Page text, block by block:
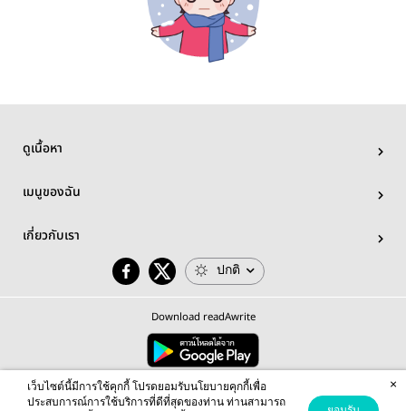
ดูเนื้อหา
เมนูของฉัน
เกี่ยวกับเรา
ปกติ
Download readAwrite
© 2026 readAwrite.com by MEB Corporation Public Company Limited
This site is protected by reCAPTCHA and the Google Privacy Policy Terms of Serviceapply.
เว็บไซต์นี้มีการใช้คุกกี้ โปรดยอมรับนโยบายคุกกี้เพื่อ
ประสบการณ์การใช้บริการที่ดีที่สุดของท่าน ท่านสามารถ
×